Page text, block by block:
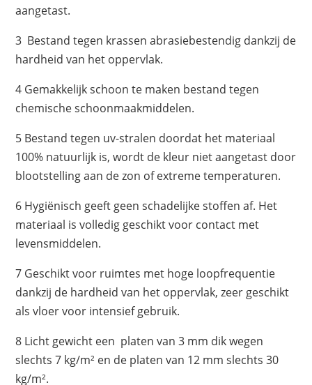
aangetast.
3 Bestand tegen krassen abrasiebestendig dankzij de
hardheid van het oppervlak.
4 Gemakkelijk schoon te maken bestand tegen
chemische schoonmaakmiddelen.
5 Bestand tegen uv-stralen doordat het materiaal
100% natuurlijk is, wordt de kleur niet aangetast door
blootstelling aan de zon of extreme temperaturen.
6 Hygiënisch geeft geen schadelijke stoffen af. Het
materiaal is volledig geschikt voor contact met
levensmiddelen.
7 Geschikt voor ruimtes met hoge loopfrequentie
dankzij de hardheid van het oppervlak, zeer geschikt
als vloer voor intensief gebruik.
8 Licht gewicht een platen van 3 mm dik wegen
slechts 7 kg/m² en de platen van 12 mm slechts 30
kg/m².